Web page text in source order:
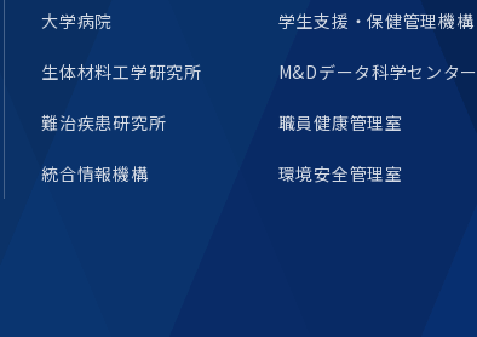
大学病院
生体材料工学研究所
難治疾患研究所
統合情報機構
学生支援・保健管理機構
M&Dデータ科学センター
職員健康管理室
環境安全管理室